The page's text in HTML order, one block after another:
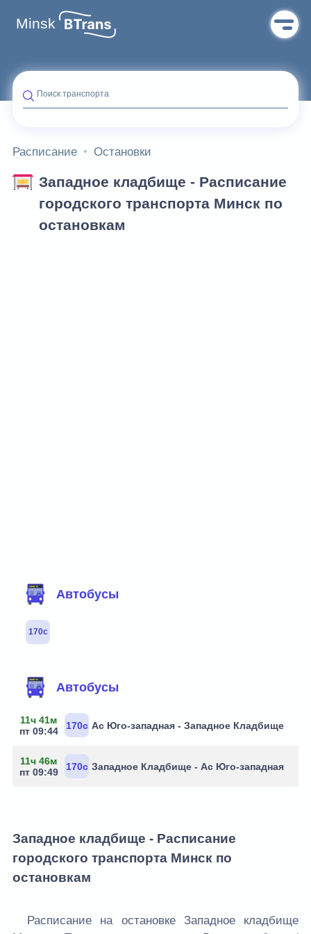
Minsk
Поиск транспорта
Расписание Остановки
Западное кладбище - Расписание
городского транспорта Минск по
остановкам
Автобусы
170с
Автобусы
11ч 41м
пт 09:44
170с Ас Юго-западная - Западное Кладбище
11ч 46м
пт 09:49
170с Западное Кладбище - Ас Юго-западная
Западное кладбище - Расписание
городского транспорта Минск по
остановкам
Расписание на остановке Западное кладбище